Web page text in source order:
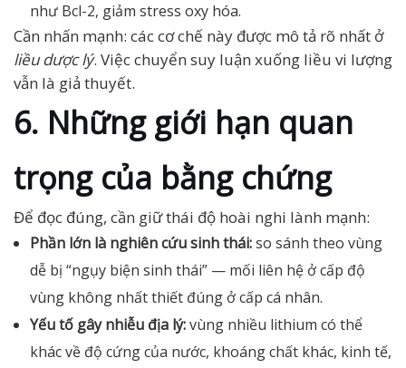
như Bcl-2, giảm stress oxy hóa.
Cần nhấn mạnh: các cơ chế này được mô tả rõ nhất ở
liều dược lý. Việc chuyển suy luận xuống liều vi lượng
vẫn là giả thuyết.
6. Những giới hạn quan
trọng của bằng chứng
Để đọc đúng, cần giữ thái độ hoài nghi lành mạnh:
Phần lớn là nghiên cứu sinh thái:so sánh theo vùng
dễ bị “ngụy biện sinh thái” — mối liên hệ ở cấp độ
vùng không nhất thiết đúng ở cấp cá nhân.
Yếu tố gây nhiễu địa lý:vùng nhiều lithium có thể
khác về độ cứng của nước, khoáng chất khác, kinh tế,